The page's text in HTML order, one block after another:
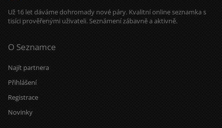
Už 16 let dáváme dohromady nové páry. Kvalitní online seznamka s
tisíci prověřenými uživateli. Seznámení zábavně a aktivně.
O Seznamce
Najít partnera
Přihlášení
Registrace
Novinky